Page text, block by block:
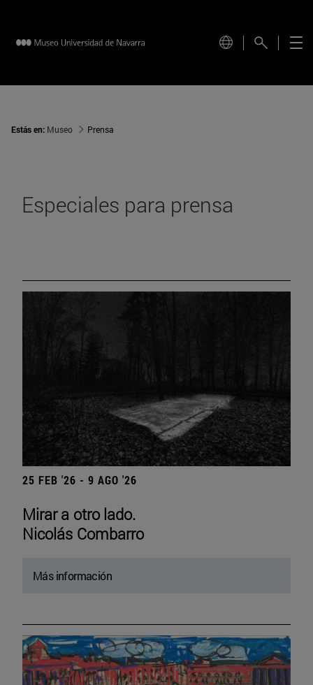
Estás en: Museo Prensa
Especiales para prensa
25 FEB '26 - 9 AGO '26
Mirar a otro lado.
Nicolás Combarro
Más información